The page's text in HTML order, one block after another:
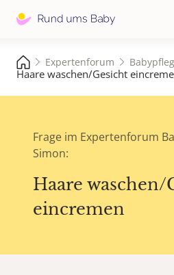
Expertenforum
Haare waschen/Gesicht
Frage im Expertenforum
Simon:
Haare waschen/
eincremen